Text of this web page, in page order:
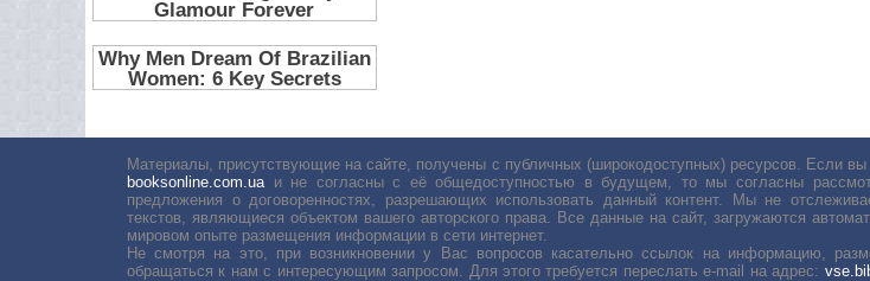
Материалы, присутствующие на сайте, получены с публичных (широкодоступных) ресурсов. Если
booksonline.com.ua и не согласны с её общедоступностью в будущем, то мы согласны
предложения о договоренностях, разрешающих использовать данный контент. Мы не
текстов, являющиеся объектом вашего авторского права. Все данные на сайт, загружаются
мировом опыте размещения информации в сети интернет.
Не смотря на это, при возникновении у Вас вопросов касательно ссылок на информацию,
обращаться к нам с интересующим запросом. Для этого требуется переслать е-mail на адрес: